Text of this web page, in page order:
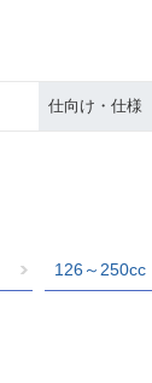
仕向け・仕様
126～250cc